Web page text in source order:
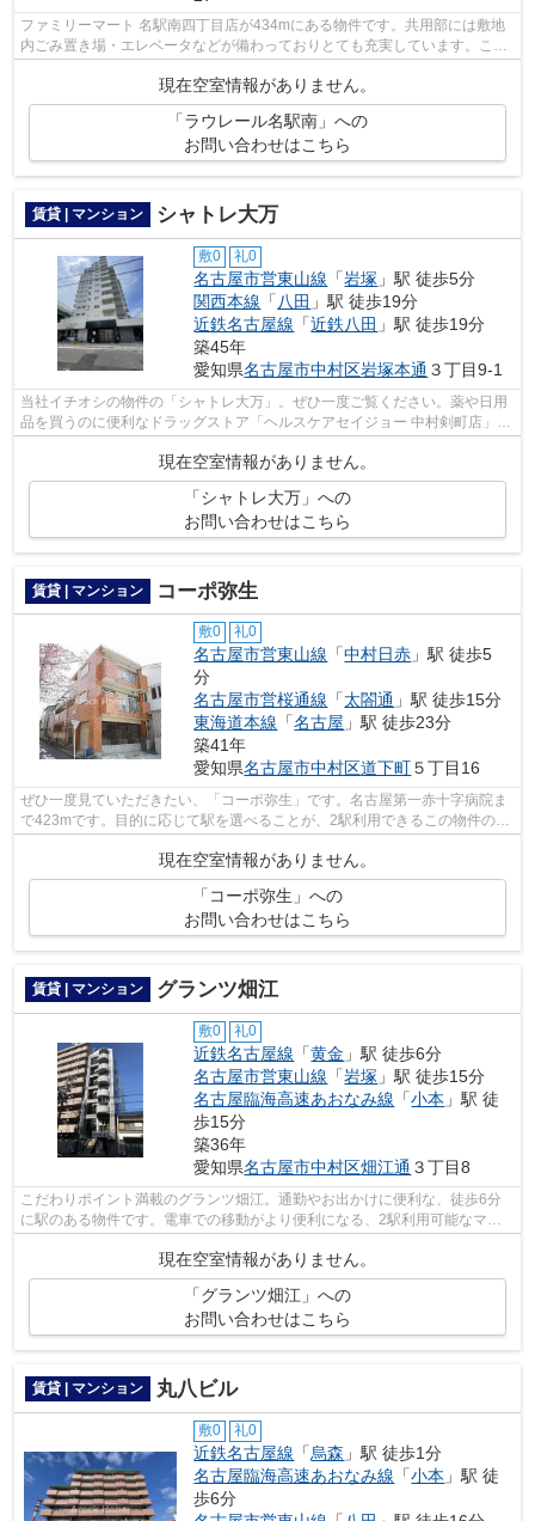
ファミリーマート 名駅南四丁目店が434mにある物件です。共用部には敷地
内ごみ置き場・エレベータなどが備わっておりとても充実しています。こち
現在空室情報がありません。
「ラウレール名駅南」への
お問い合わせはこちら
賃貸 | マンション シャトレ大万
敷0 礼0
名古屋市営東山線 「岩塚 」駅 徒歩5分
関西本線 「 八田 」駅 徒歩19分
近鉄名古屋線 「近鉄八田 」駅 徒歩19分
築45年
愛知県名古屋市中村区岩塚本通 ３丁目9-1
当社イチオシの物件の「シャトレ大万」。ぜひ一度ご覧ください。薬や日用
品を買うのに便利なドラッグストア「ヘルスケアセイジョー 中村剣町店」
が、こちらの物件から371mのところにあ...
現在空室情報がありません。
「シャトレ大万」への
お問い合わせはこちら
賃貸 | マンション コーポ弥生
敷0 礼0
名古屋市営東山線 「中村日赤 」駅 徒歩5
分
名古屋市営桜通線 「太閤通 」駅 徒歩15分
東海道本線 「名古屋 」駅 徒歩23分
築41年
愛知県名古屋市中村区道下町５丁目16
ぜひ一度見ていただきたい、「コーポ弥生」です。名古屋第一赤十字病院ま
で423mです。目的に応じて駅を選べることが、2駅利用できるこの物件のメ
現在空室情報がありません。
「コーポ弥生」への
お問い合わせはこちら
賃貸 | マンション グランツ畑江
敷0 礼0
近鉄名古屋線 「黄金 」駅 徒歩6分
名古屋市営東山線 「岩塚 」駅 徒歩15分
名古屋臨海高速あおなみ線 「小本 」駅 徒
歩15分
築36年
愛知県名古屋市中村区畑江通 ３丁目8
こだわりポイント満載のグランツ畑江。通勤やお出かけに便利な、徒歩6分
に駅のある物件です。電車での移動がより便利になる、2駅利用可能なマン
現在空室情報がありません。
「グランツ畑江」への
お問い合わせはこちら
賃貸 | マンション 丸八ビル
敷0 礼0
近鉄名古屋線 「烏森 」駅 徒歩1分
名古屋臨海高速あおなみ線 「小本 」駅 徒
歩6分